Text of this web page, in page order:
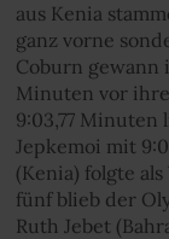
aus Kenia
ganz vorne
Coburn gewann
Minuten vor
9:03,77
Jepkemoi mit
(Kenia) folgte
fünf blieb der
Ruth Jebet